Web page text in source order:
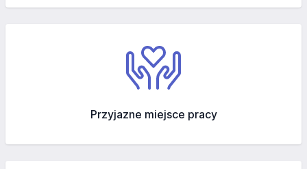
Przyjazne miejsce pracy